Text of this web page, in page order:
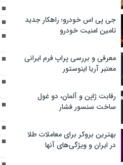
جی پی اس خودرو؛ راهکار جدید
تامین امنیت خودرو
معرفی و بررسی پراپ فرم ایرانی
معتبر آریا اینوستور
رقابت ژاپن و آلمان، دو غول
ساخت سنسور فشار
بهترین بروکر برای معاملات طلا
در ایران و ویژگی‌های آنها